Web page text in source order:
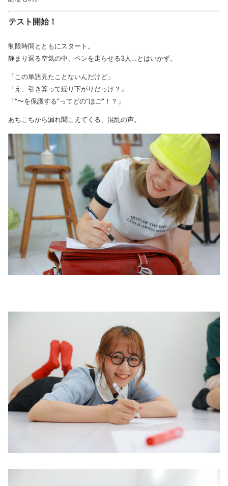
テスト開始！
制限時間とともにスタート。
静まり返る空気の中、ペンを走らせる3人…とはいかず。
「この単語見たことないんだけど」
「え、引き算って繰り下がりだっけ？」
「“〜を保護する”ってどの“ほご”！？」
あちこちから漏れ聞こえてくる、混乱の声。